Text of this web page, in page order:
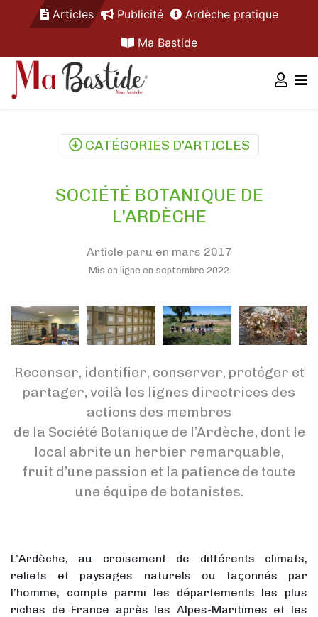
Articles Publicité
Ardèche pratique
Ma Bastide
CATÉGORIES D'ARTICLES
SOCIÉTÉ BOTANIQUE DE
L'ARDÈCHE
Article paru en mars 2017
Mis en ligne en septembre 2022
Recenser, identifier, conserver, protéger et
partager, voilà les lignes directrices des
actions des membres
de la Société Botanique de l’Ardèche, dont le
local abrite un herbier remarquable,
fruit d’une passion et la patience de toute
une équipe de botanistes.
L’Ardèche, au croisement de différents climats,
reliefs et paysages naturels ou façonnés par
l’homme, compte parmi les départements les plus
riches de France après les Alpes-Maritimes et les